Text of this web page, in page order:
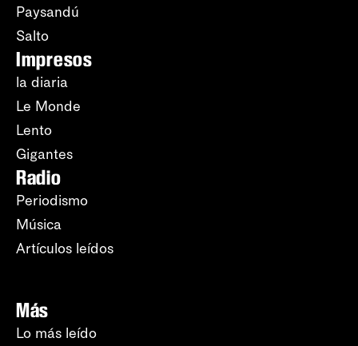
Paysandú
Salto
Impresos
la diaria
Le Monde
Lento
Gigantes
Radio
Periodismo
Música
Artículos leídos
Más
Lo más leído